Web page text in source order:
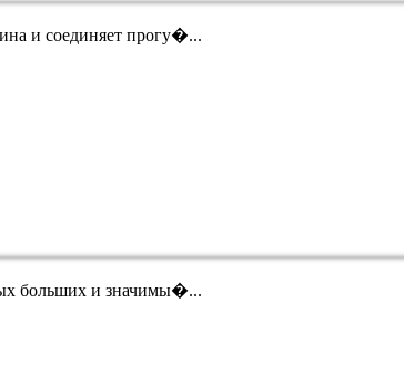
и соединяет прогу�...
больших и значимы�...